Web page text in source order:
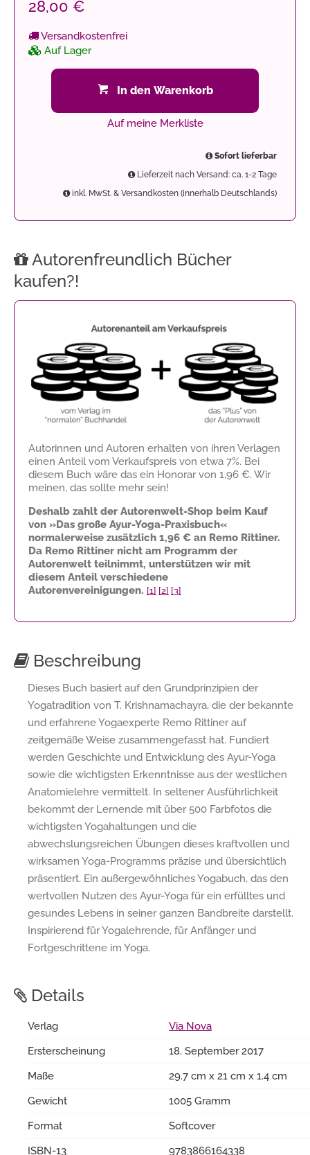
28,00 €
Versandkostenfrei
Auf Lager
In den Warenkorb
Auf meine Merkliste
Sofort lieferbar
Lieferzeit nach Versand: ca. 1-2 Tage
inkl. MwSt. & Versandkosten (innerhalb Deutschlands)
Autorenfreundlich Bücher
kaufen?!
Autorinnen und Autoren erhalten von ihren Verlagen
einen Anteil vom Verkaufspreis von etwa 7%. Bei
diesem Buch wäre das ein Honorar von 1,96 €. Wir
meinen, das sollte mehr sein!
Deshalb zahlt der Autorenwelt-Shop beim Kauf
von »Das große Ayur-Yoga-Praxisbuch«
normalerweise zusätzlich 1,96 € an Remo Rittiner.
Da Remo Rittiner nicht am Programm der
Autorenwelt teilnimmt, unterstützen wir mit
diesem Anteil verschiedene
Autorenvereinigungen. [1] [2] [3]
Beschreibung
Dieses Buch basiert auf den Grundprinzipien der
Yogatradition von T. Krishnamachayra, die der bekannte
und erfahrene Yogaexperte Remo Rittiner auf
zeitgemäße Weise zusammengefasst hat. Fundiert
werden Geschichte und Entwicklung des Ayur-Yoga
sowie die wichtigsten Erkenntnisse aus der westlichen
Anatomielehre vermittelt. In seltener Ausführlichkeit
bekommt der Lernende mit über 500 Farbfotos die
wichtigsten Yogahaltungen und die
abwechslungsreichen Übungen dieses kraftvollen und
wirksamen Yoga-Programms präzise und übersichtlich
präsentiert. Ein außergewöhnliches Yogabuch, das den
wertvollen Nutzen des Ayur-Yoga für ein erfülltes und
gesundes Lebens in seiner ganzen Bandbreite darstellt.
Inspirierend für Yogalehrende, für Anfänger und
Fortgeschrittene im Yoga.
Details
Verlag
Via Nova
Ersterscheinung
18. September 2017
Maße
29.7 cm x 21 cm x 1.4 cm
Gewicht
1005 Gramm
Format
Softcover
ISBN-13
9783866164338